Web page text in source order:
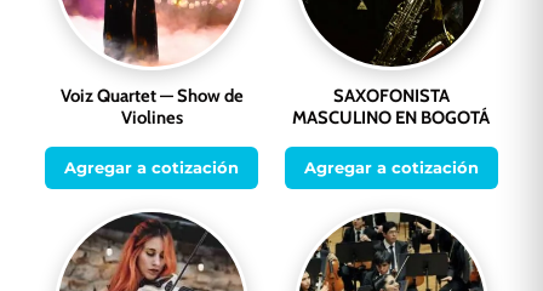
Voiz Quartet — Show de
Violines
Agregar a cotización
SAXOFONISTA
MASCULINO EN BOGOTÁ
Agregar a cotización